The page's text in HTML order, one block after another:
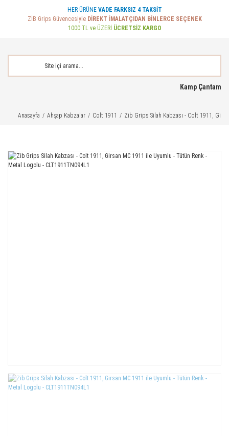
HER ÜRÜNE VADE FARKSIZ 4 TAKSİT
ZİB Grips Güvencesiyle DİREKT İMALATÇIDAN BİNLERCE SEÇENEK
1000 TL ve ÜZERİ ÜCRETSİZ KARGO
Kamp Çantam
Anasayfa Ahşap Kabzalar Colt 1911 Zib Grips Silah Kabzası - Colt 1911,